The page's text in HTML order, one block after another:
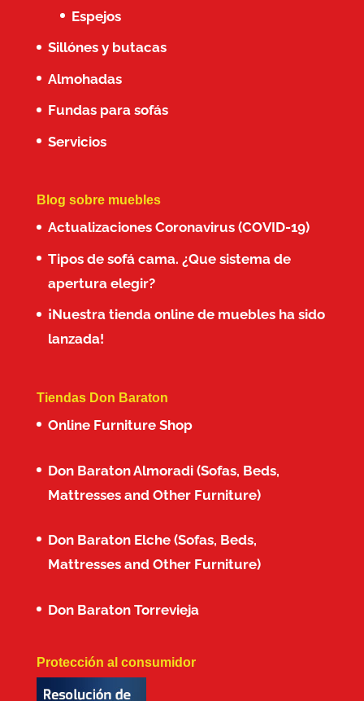
Espejos
Sillónes y butacas
Almohadas
Fundas para sofás
Servicios
Blog sobre muebles
Actualizaciones Coronavirus (COVID-19)
Tipos de sofá cama. ¿Que sistema de
apertura elegir?
¡Nuestra tienda online de muebles ha sido
lanzada!
Tiendas Don Baraton
Online Furniture Shop
Don Baraton Almoradi (Sofas, Beds,
Mattresses and Other Furniture)
Don Baraton Elche (Sofas, Beds,
Mattresses and Other Furniture)
Don Baraton Torrevieja
Protección al consumidor